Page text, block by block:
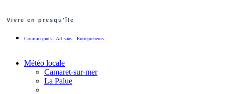
Vivre en presqu'île
Commerçants - Artisans - Entrepreneurs...
Météo locale
Camaret-sur-mer
La Palue